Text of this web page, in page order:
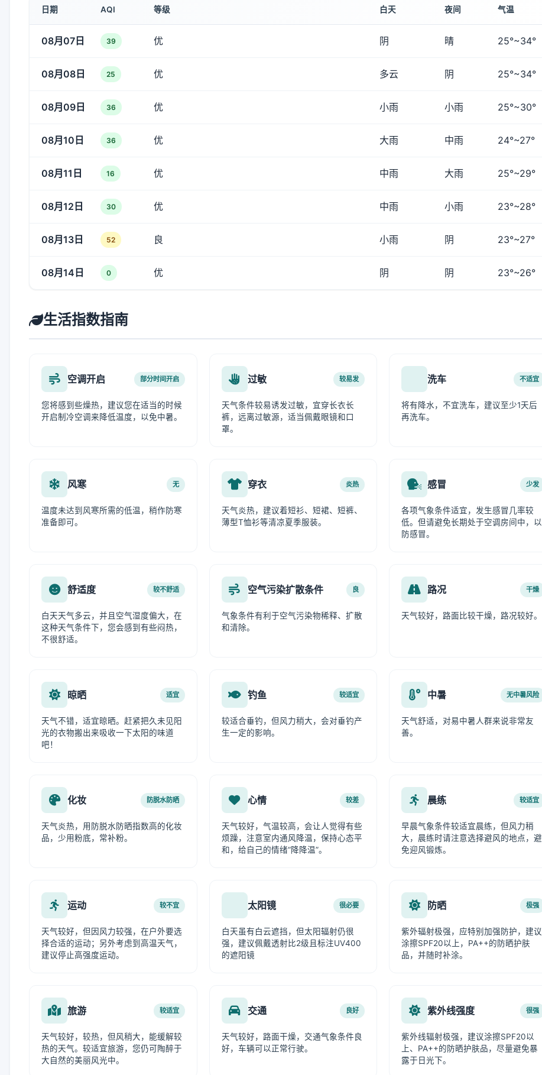
日期 AQI 等级 白天 夜间 气温
08月07日 39 优 阴 晴 25°~34°
08月08日 25 优 多云 阴 25°~34°
08月09日 36 优 小雨 小雨 25°~30°
08月10日 36 优 大雨 中雨 24°~27°
08月11日 16 优 中雨 大雨 25°~29°
08月12日 30 优 中雨 小雨 23°~28°
08月13日 52 良 小雨 阴 23°~27°
08月14日 0 优 阴 阴 23°~26°
生活指数指南
空调开启 部分时间开启
您将感到些燥热，建议您在适当的时候
开启制冷空调来降低温度，以免中暑。
过敏 较易发
天气条件较易诱发过敏，宜穿长衣长
裤，远离过敏源，适当佩戴眼镜和口
罩。
洗车 不适宜
将有降水，不宜洗车，建议至少1天后
再洗车。
风寒 无
温度未达到风寒所需的低温，稍作防寒
准备即可。
穿衣 炎热
天气炎热，建议着短衫、短裙、短裤、
薄型T恤衫等清凉夏季服装。
感冒 少发
各项气象条件适宜，发生感冒几率较
低。但请避免长期处于空调房间中，以
防感冒。
舒适度 较不舒适
白天天气多云，并且空气湿度偏大，在
这种天气条件下，您会感到有些闷热，
不很舒适。
空气污染扩散条件 良
气象条件有利于空气污染物稀释、扩散
和清除。
路况 干燥
天气较好，路面比较干燥，路况较好。
晾晒 适宜
天气不错，适宜晾晒。赶紧把久未见阳
光的衣物搬出来吸收一下太阳的味道
吧！
钓鱼 较适宜
较适合垂钓，但风力稍大，会对垂钓产
生一定的影响。
中暑 无中暑风险
天气舒适，对易中暑人群来说非常友
善。
化妆 防脱水防晒
天气炎热，用防脱水防晒指数高的化妆
品，少用粉底，常补粉。
心情 较差
天气较好，气温较高，会让人觉得有些
烦躁，注意室内通风降温，保持心态平
和，给自己的情绪“降降温”。
晨练 较适宜
早晨气象条件较适宜晨练，但风力稍
大，晨练时请注意选择避风的地点，避
免迎风锻炼。
运动 较不宜
天气较好，但因风力较强，在户外要选
择合适的运动；另外考虑到高温天气，
建议停止高强度运动。
太阳镜 很必要
白天虽有白云遮挡，但太阳辐射仍很
强，建议佩戴透射比2级且标注UV400
的遮阳镜
防晒 极强
紫外辐射极强，应特别加强防护，建议
涂擦SPF20以上，PA++的防晒护肤
品，并随时补涂。
旅游 较适宜
天气较好，较热，但风稍大，能缓解较
热的天气。较适宜旅游，您仍可陶醉于
大自然的美丽风光中。
交通 良好
天气较好，路面干燥，交通气象条件良
好，车辆可以正常行驶。
紫外线强度 很强
紫外线辐射极强，建议涂擦SPF20以
上、PA++的防晒护肤品，尽量避免暴
露于日光下。